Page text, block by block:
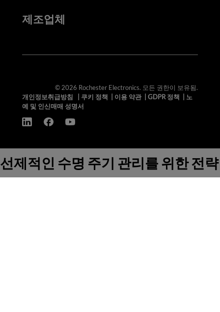
제조업체
© 2026 Rochester Electronics. 모든 권한이 보유됨.
개인정보취급방침
쿠키 정책 이용 약관| GDPR 정책
노
예 및 인신매매 성명서
선제적인 수명 주기 관리를 위한 전략